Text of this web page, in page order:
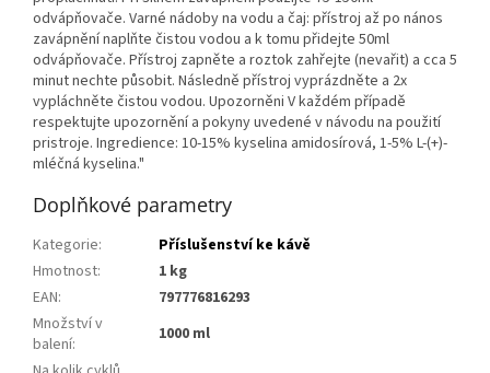
odvápňovače. Varné nádoby na vodu a čaj: přístroj až po nános
zavápnění naplňte čistou vodou a k tomu přidejte 50ml
odvápňovače. Přístroj zapněte a roztok zahřejte (nevařit) a cca 5
minut nechte působit. Následně přístroj vyprázdněte a 2x
vypláchněte čistou vodou. Upozorněni V každém případě
respektujte upozornění a pokyny uvedené v návodu na použití
pristroje. Ingredience: 10-15% kyselina amidosírová, 1-5% L-(+)-
mléčná kyselina."
Doplňkové parametry
Kategorie:
Příslušenství ke kávě
Hmotnost:
1 kg
EAN:
797776816293
Množství v
balení:
1000 ml